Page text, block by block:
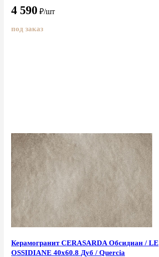
4 590 ₽/шт
под заказ
Керамогранит CERASARDA Обсидиан / LE
OSSIDIANE 40x60.8 Дуб / Quercia